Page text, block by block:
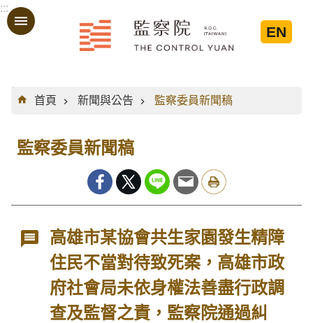
跳到主要內容區塊
:::
EN
:::
首頁
新聞與公告 監察委員新聞稿
監察委員新聞稿
高雄市某協會共生家園發生精障
住民不當對待致死案，高雄市政
府社會局未依身權法善盡行政調
查及監督之責，監察院通過糾